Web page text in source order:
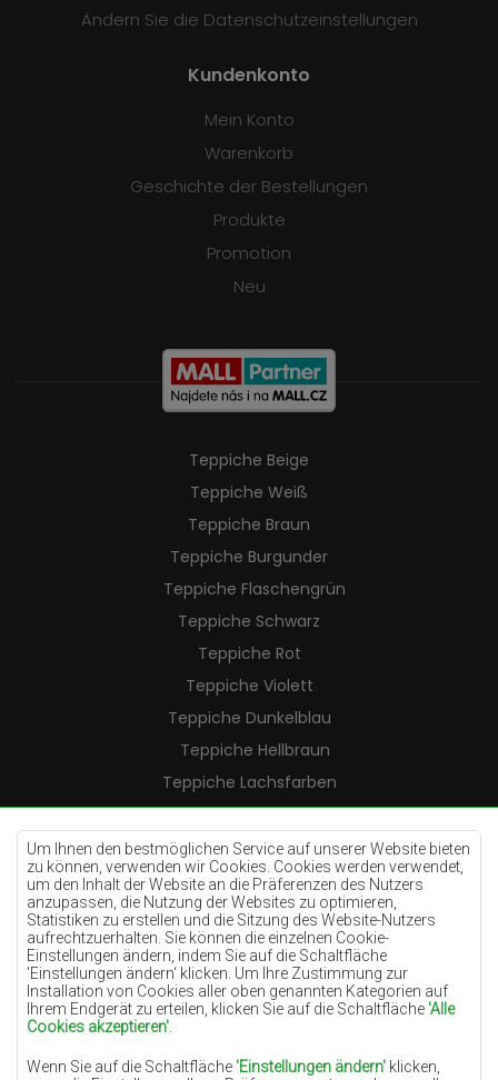
Um Ihnen den bestmöglichen Service auf unserer Website bieten
zu können, verwenden wir Cookies. Cookies werden verwendet,
um den Inhalt der Website an die Präferenzen des Nutzers
anzupassen, die Nutzung der Websites zu optimieren,
Statistiken zu erstellen und die Sitzung des Website-Nutzers
aufrechtzuerhalten. Sie können die einzelnen Cookie-
Einstellungen ändern, indem Sie auf die Schaltfläche
'Einstellungen ändern‘ klicken. Um Ihre Zustimmung zur
Installation von Cookies aller oben genannten Kategorien auf
Ihrem Endgerät zu erteilen, klicken Sie auf die Schaltfläche 'Alle
Cookies akzeptieren'
Wenn Sie auf die Schaltfläche 'Einstellungen ändern' klicken,
Ändern Sie die Datenschutzeinstellungen
Kundenkonto
Mein Konto
Warenkorb
Geschichte der Bestellungen
Produkte
Promotion
Neu
Teppiche Beige
Teppiche Weiß
Teppiche Braun
Teppiche Burgunder
Teppiche Flaschengrün
Teppiche Schwarz
Teppiche Rot
Teppiche Violett
Teppiche Dunkelblau
Teppiche Hellbraun
Teppiche Lachsfarben
Teppiche Cremefarben
Teppiche Lilac
Teppiche Gelb
Teppiche Pfefferminz
Teppiche Blau
Teppiche Orange
Teppiche Rosa
Teppiche Terrakotte